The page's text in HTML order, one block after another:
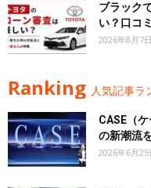
ブラック
い？口コ
2026年8月7
Ranking 人気記事ラ
CASE（
の新潮流
2026年6月25